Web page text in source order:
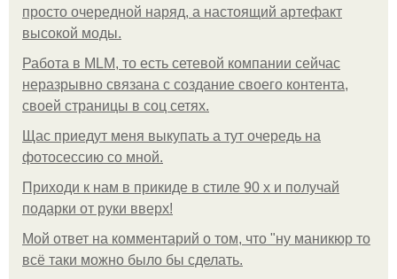
просто очередной наряд, а настоящий артефакт
высокой моды.
Работа в MLM, то есть сетевой компании сейчас
неразрывно связана с создание своего контента,
своей страницы в соц сетях.
Щас приедут меня выкупать а тут очередь на
фотосессию со мной.
Приходи к нам в прикиде в стиле 90 х и получай
подарки от руки вверх!
Мой ответ на комментарий о том, что "ну маникюр то
всё таки можно было бы сделать.